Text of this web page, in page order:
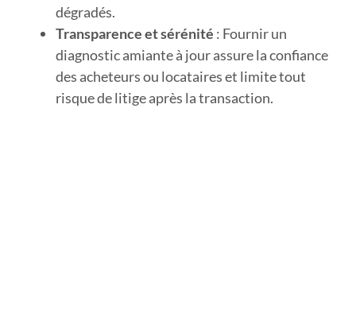
dégradés.
Transparence et sérénité : Fournir un
diagnostic amiante à jour assure la confiance
des acheteurs ou locataires et limite tout
risque de litige après la transaction.